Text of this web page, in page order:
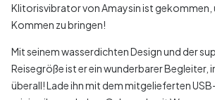
Klitorisvibrator von Amaysin ist gekommen,
Kommen zu bringen!
Mit seinem wasserdichten Design und der
Reisegröße ist er ein wunderbarer Begleiter,
überall! Lade ihn mit dem mitgelieferten